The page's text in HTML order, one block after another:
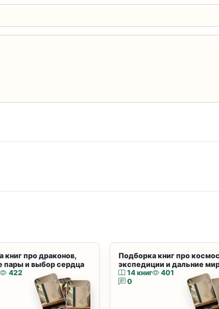
книг про драконов,
пары и выбор сердца
422
Подборка книг про
экспедиции и дальние
14 книг
401
0